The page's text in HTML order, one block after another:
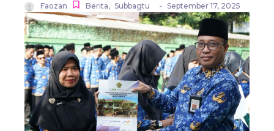
Faozan Berita, Subbagtu - September 17, 2025